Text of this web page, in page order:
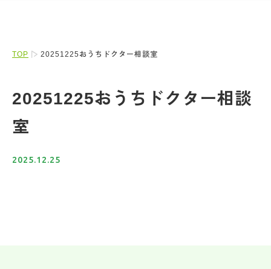
TOP 20251225おうちドクター相談室
20251225おうちドクター相談
室
2025.12.25